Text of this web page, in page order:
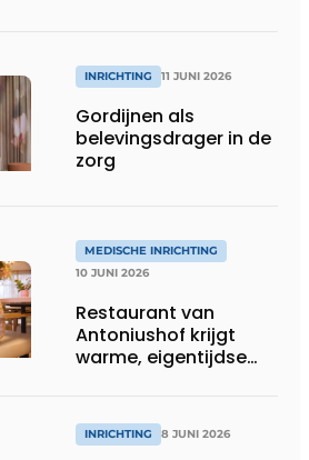
INRICHTING 11 JUNI 2026
Gordijnen als
belevingsdrager in de
zorg
MEDISCHE INRICHTING
10 JUNI 2026
Restaurant van
Antoniushof krijgt
warme, eigentijdse
INRICHTING 8 JUNI 2026